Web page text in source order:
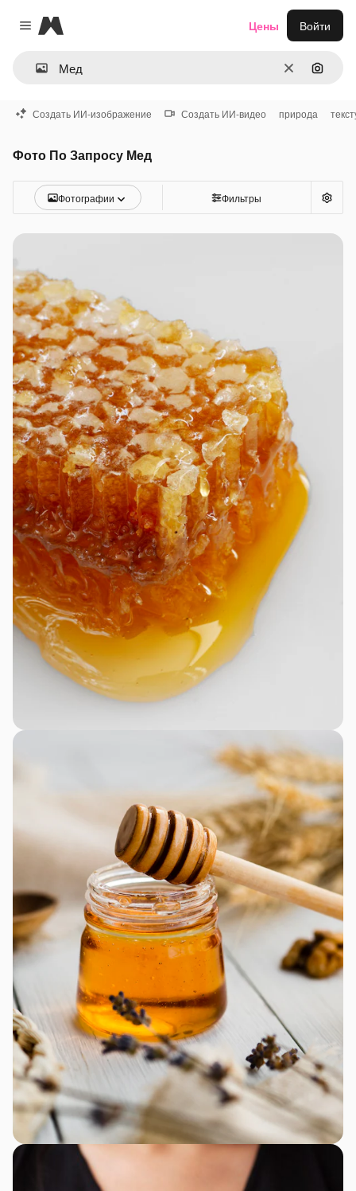
Close menu
Magnific
ОчиститьПоиск
Цены Войти
Создать ИИ-изображение Создать ИИ-видео природа
Фото По Запросу Мед
Фотографии Фильтры